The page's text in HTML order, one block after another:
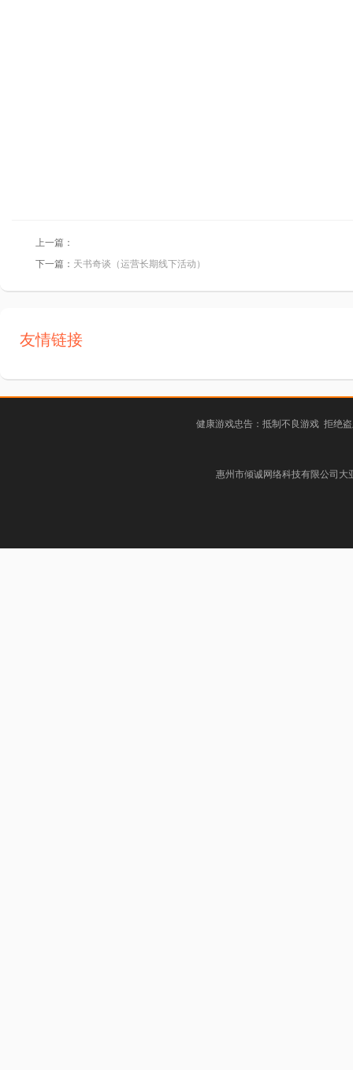
上一篇：
下一篇： 天书奇谈（运营长期线下活动）
友情链接
健康游戏忠告：抵制不良游戏 拒绝
惠州市倾诚网络科技有限公司大